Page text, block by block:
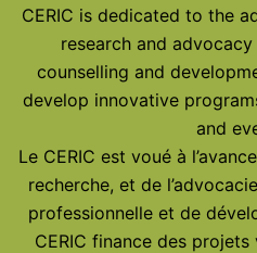
CERIC is dedicated to the
research and
counselling and
develop innovative
and
Le CERIC est voué à
recherche, et de
professionnelle et de
CERIC finance des